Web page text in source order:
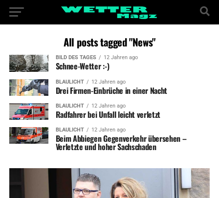
All posts tagged "News"
BILD DES TAGES 12 Jahren ago
Schnee-Wetter :-)
BLAULICHT 12 Jahren ago
Drei Firmen-Einbrüche in einer Nacht
BLAULICHT 12 Jahren ago
Radfahrer bei Unfall leicht verletzt
BLAULICHT 12 Jahren ago
Beim Abbiegen Gegenverkehr übersehen –
Verletzte und hoher Sachschaden